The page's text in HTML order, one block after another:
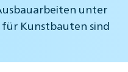
unter
Kunstbauten sind